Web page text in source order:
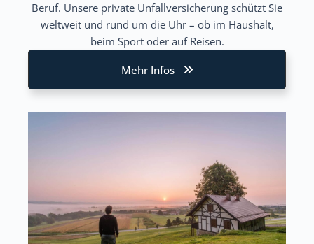
Beruf. Unsere private Unfallversicherung schützt Sie
weltweit und rund um die Uhr – ob im Haushalt,
beim Sport oder auf Reisen.
Mehr Infos